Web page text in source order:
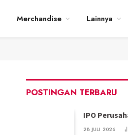
Merchandise Lainnya
POSTINGAN TERBARU
IPO
28 JULI 2026